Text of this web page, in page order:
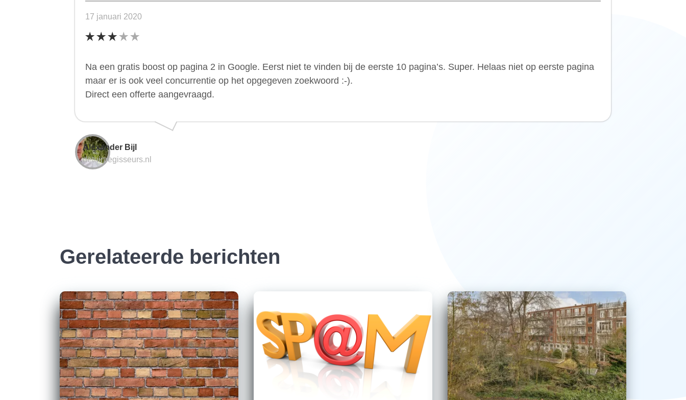
17 januari 2020
Na een gratis boost op pagina 2 in Google. Eerst niet te vinden bij de eerste 10 pagina’s. Super. Helaas niet op eerste pagina
maar er is ook veel concurrentie op het opgegeven zoekwoord :-).
Direct een offerte aangevraagd.
Alexander Bijl
detuinregisseurs.nl
Gerelateerde berichten